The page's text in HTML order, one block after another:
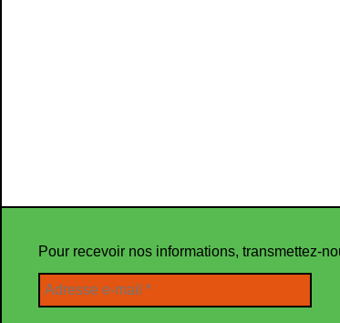
Pour recevoir nos informations, transmettez-